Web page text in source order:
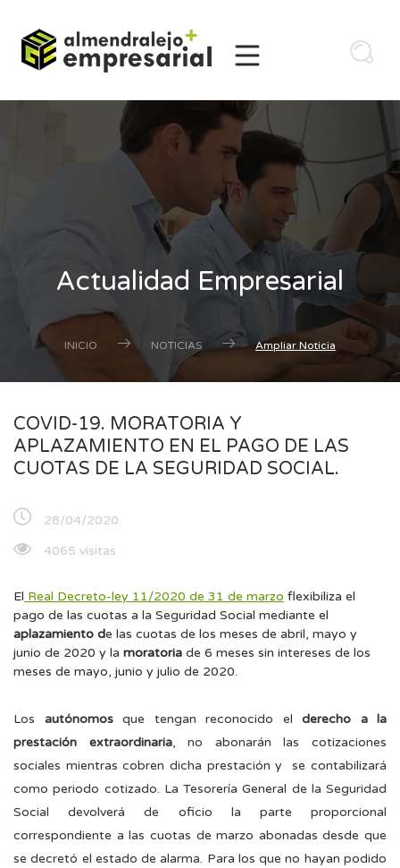
Actualidad Empresarial
INICIO NOTICIAS Ampliar Noticia
COVID-19. MORATORIA Y
APLAZAMIENTO EN EL PAGO DE LAS
CUOTAS DE LA SEGURIDAD SOCIAL.
28/04/2020
4065 visitas
El Real Decreto-ley 11/2020 de 31 de marzo flexibiliza el
pago de las cuotas a la Seguridad Social mediante el
aplazamiento de las cuotas de los meses de abril, mayo y
junio de 2020 y la moratoria de 6 meses sin intereses de los
meses de mayo, junio y julio de 2020.
Los autónomosque tengan reconocido el derecho a la
prestación extraordinaria, no abonarán las cotizaciones
sociales mientras cobren dicha prestación y se contabilizará
como periodo cotizado. La Tesorería General de la Seguridad
Social devolverá de oficio la parte proporcional
correspondiente a las cuotas de marzo abonadas desde que
se decretó el estado de alarma. Para los que no hayan podido